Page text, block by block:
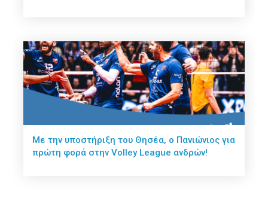
Με την υποστήριξη του Θησέα, ο Πανιώνιος για
πρώτη φορά στην Volley League ανδρών!